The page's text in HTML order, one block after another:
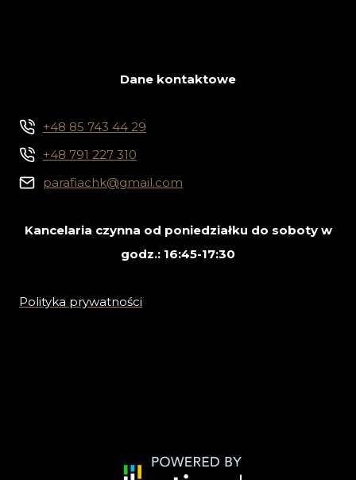
Dane kontaktowe
+48 85 743 44 29
+48 791 227 310
parafiachk@gmail.com
Kancelaria czynna od poniedziałku do soboty w
godz.: 16:45-17:30
Polityka prywatności